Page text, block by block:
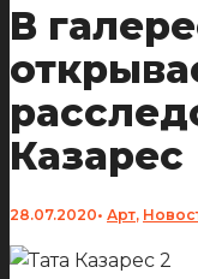
В
Казарес
28.07.2020• Арт,